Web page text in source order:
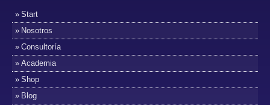
Start
Nosotros
Consultoría
Academia
Shop
Blog